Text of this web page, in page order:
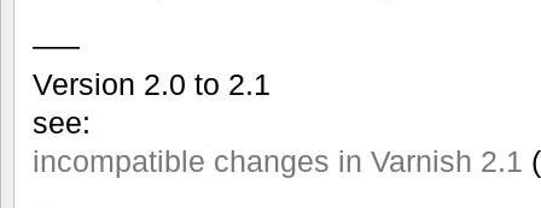
—–
Version 2.0 to 2.1
see:
incompatible changes in Varnish 2.1